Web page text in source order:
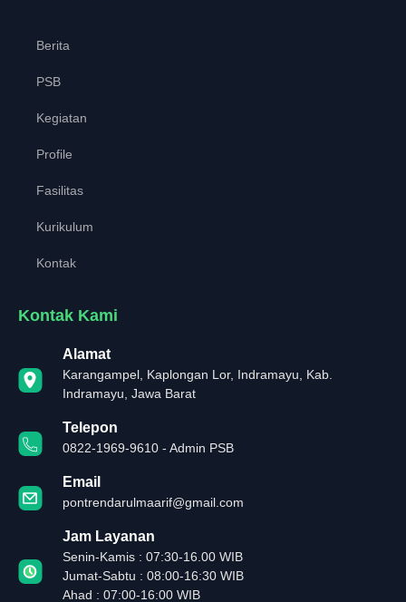
Berita
PSB
Kegiatan
Profile
Fasilitas
Kurikulum
Kontak
Kontak Kami
Alamat
Karangampel, Kaplongan Lor, Indramayu, Kab.
Indramayu, Jawa Barat
Telepon
0822-1969-9610 - Admin PSB
Email
pontrendarulmaarif@gmail.com
Jam Layanan
Senin-Kamis : 07:30-16.00 WIB
Jumat-Sabtu : 08:00-16:30 WIB
Ahad : 07:00-16:00 WIB